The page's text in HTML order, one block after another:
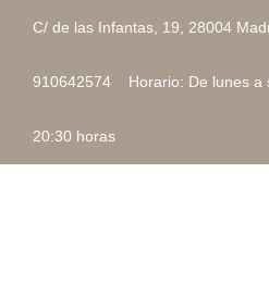
contenido
C/ de las Infantas, 19, 28004
910642574 Horario: De lunes a
20:30 horas